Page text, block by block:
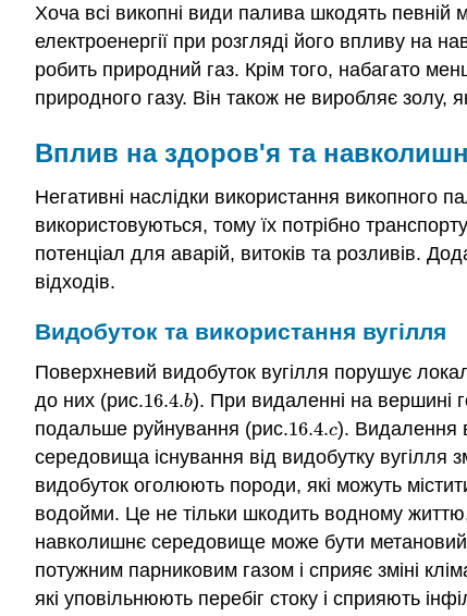
Хоча всі викопні види палива шкодять
електроенергії при розгляді його впливу на
робить природний газ. Крім того, набагато
природного газу. Він також не виробляє золу,
Вплив на здоров'я та
Негативні наслідки використання викопного
використовуються, тому їх потрібно
потенціал для аварій, витоків та розливів.
відходів.
Видобуток та використання вугілля
Поверхневий видобуток вугілля порушує
до них (рис.16.4.b
16.4.b). При видаленні на вершині
подальше руйнування (рис.16.4.c
16.4.c). Видалення
середовища існування від видобутку вугілля
видобуток оголюють породи, які можуть
водойми. Це не тільки шкодить водному
навколишнє середовище може бути
потужним парниковим газом і сприяє зміні
які уповільнюють перебіг стоку і сприяють